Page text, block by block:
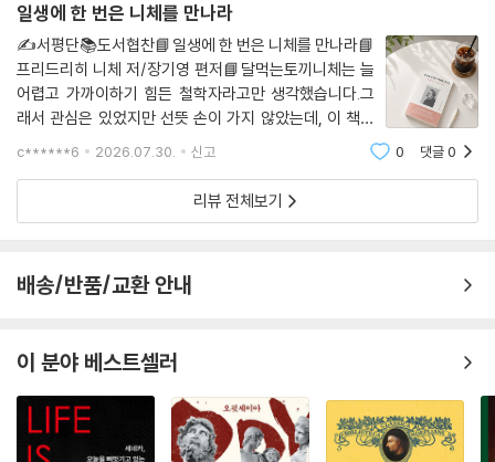
일생에 한 번은 니체를 만나라
✍️서평단📚도서협찬📘일생에 한 번은 니체를 만나라📘
프리드리히 니체 저/장기영 편저📘달먹는토끼니체는 늘
어렵고 가까이하기 힘든 철학자라고만 생각했습니다.그
래서 관심은 있었지만 선뜻 손이 가지 않았는데, 이 책은
생각보다 쉽고 편하게 읽을 수 있어서 좋았습니다.😊무엇
를 건네기보다 스스로에게 질문하게
c******6 2026.07.30. 신고 0 댓글0
리뷰 전체보기
배송/반품/교환 안내
이 분야 베스트셀러